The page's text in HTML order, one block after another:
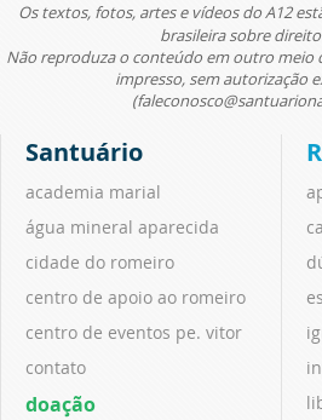
Os textos, fotos, artes e vídeos do A12
brasileira sobre
Não reproduza o conteúdo em outro meio
impresso, sem autorização
Santuário
academia marial
água mineral aparecida
cidade do romeiro
centro de apoio ao romeiro
centro de eventos pe. vitor
contato
doação